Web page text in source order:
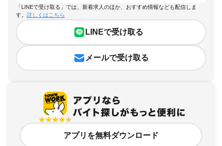
「LINEで受け取る」では、新着求人のほか、おすすめ情報なども配信しま
す。 詳しくはこちら
LINEで受け取る
メールで受け取る
アプリを無料ダウンロード